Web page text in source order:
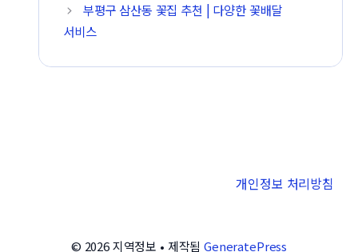
부평구 삼산동 꽃집 추천 | 다양한 꽃배달
서비스
개인정보 처리방침
© 2026 지역정보 • 제작됨GeneratePress